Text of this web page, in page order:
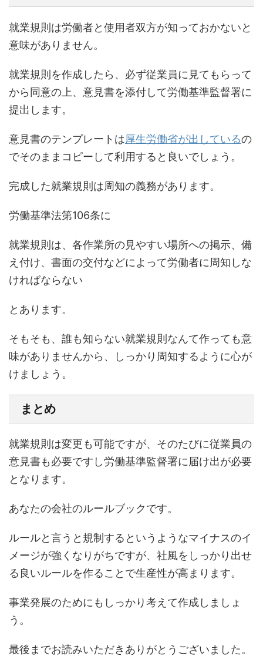
就業規則は労働者と使用者双方が知っておかないと
意味がありません。
就業規則を作成したら、必ず従業員に見てもらって
から同意の上、意見書を添付して労働基準監督署に
提出します。
意見書のテンプレートは厚生労働省が出しているの
でそのままコピーして利用すると良いでしょう。
完成した就業規則は周知の義務があります。
労働基準法第106条に
就業規則は、各作業所の見やすい場所への掲示、備
え付け、書面の交付などによって労働者に周知しな
ければならない
とあります。
そもそも、誰も知らない就業規則なんて作っても意
味がありませんから、しっかり周知するように心が
けましょう。
まとめ
就業規則は変更も可能ですが、そのたびに従業員の
意見書も必要ですし労働基準監督署に届け出が必要
となります。
あなたの会社のルールブックです。
ルールと言うと規制するというようなマイナスのイ
メージが強くなりがちですが、社風をしっかり出せ
る良いルールを作ることで生産性が高まります。
事業発展のためにもしっかり考えて作成しましょ
う。
最後までお読みいただきありがとうございました。